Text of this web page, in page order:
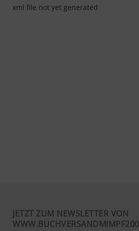
xml file not yet generated
JETZT ZUM NEWSLETTER VON